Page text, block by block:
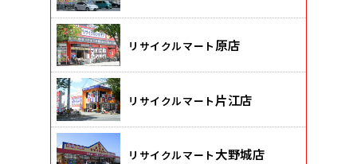
リサイクルマート 原店
リサイクルマート 片江店
リサイクルマート 大野城店